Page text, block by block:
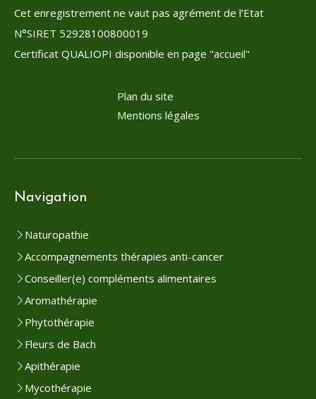
Cet enregistrement ne vaut pas agrément de l’Etat
N°SIRET 52928100800019
Certificat QUALIOPI disponible en page "accueil"
Plan du site
Mentions légales
Navigation
Naturopathie
Accompagnements thérapies anti-cancer
Conseiller(e) compléments alimentaires
Aromathérapie
Phytothérapie
Fleurs de Bach
Apithérapie
Mycothérapie